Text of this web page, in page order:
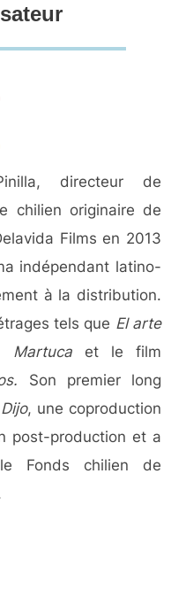
directeur de
chilien originaire de
Films en 2013
indépendant latino-
à la distribution.
tels que El arte
Martucaet le film
Son premier long
, une coproduction
post-production et a
Fonds chilien de